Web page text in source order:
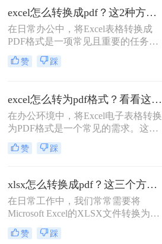
么excel如何转pdf格式呢？本文将介绍
两种将Excel转PDF的方法。
excel怎么转换成pdf？这2种方法教你轻松转换！
在日常办公中，将Excel表格转换成
PDF格式是一项常见且重要的任务。
PDF格式具有跨平台、不易被篡改的
特点，非常适合用于分享、归档和打
法。
赞 踩
excel怎么转为pdf格式？看看这2个简单方法！
在办公环境中，将Excel电子表格转换
为PDF格式是一个常见的需求。这样
做不仅能够确保文件的布局和格式在
不同设备上保持一致，还能防止接收
excel怎么转为pdf格式呢？本文将详细
介绍两种不同的工具和方法，帮助您
轻松实现Excel到PDF的转换。
赞 踩
xlsx怎么转换成pdf？这三个方法让你快速操作!！
在日常工作中，我们常常需要将
Microsoft Excel的XLSX文件转换为
PDF格式，以便于共享、打印或存
档，因为PDF格式能够确保文档的外
赞 踩